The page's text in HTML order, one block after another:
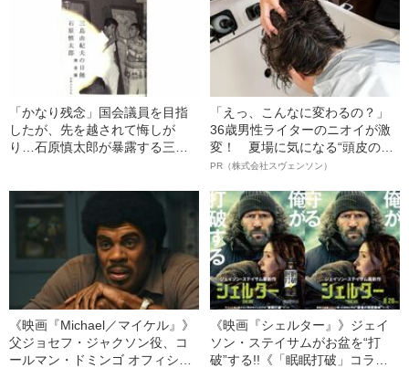
「かなり残念」国会議員を目指
したが、先を越されて悔しが
り…石原慎太郎が暴露する三島
「えっ、こんなに変わるの？」
36歳男性ライターのニオイが激
変！ 夏場に気になる“頭皮のニ
オイ”や“ベタつき”を解消す
ト”が生み出した徹底ケアとは
PR（株式会社スヴェンソン）
《映画『Michael／マイケル』》
父ジョセフ・ジャクソン役、コ
ールマン・ドミンゴ オフィシャ
《映画『シェルター』》ジェイ
ソン・ステイサムがお盆を“打
破”する!!《「眠眠打破」コラ